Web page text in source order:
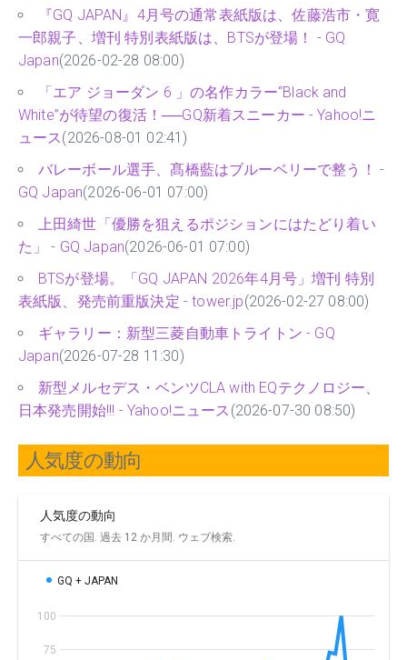
『GQ JAPAN』4月号の通常表紙版は、佐藤浩市・寛
一郎親子、増刊 特別表紙版は、BTSが登場！ - GQ
Japan(2026-02-28 08:00)
「エア ジョーダン 6 」の名作カラー“Black and
White”が待望の復活！──GQ新着スニーカー - Yahoo!ニ
ュース(2026-08-01 02:41)
バレーボール選手、髙橋藍はブルーベリーで整う！ -
GQ Japan(2026-06-01 07:00)
上田綺世「優勝を狙えるポジションにはたどり着い
た」 - GQ Japan(2026-06-01 07:00)
BTSが登場。「GQ JAPAN 2026年4月号」増刊 特別
表紙版、発売前重版決定 - tower.jp(2026-02-27 08:00)
ギャラリー：新型三菱自動車トライトン - GQ
Japan(2026-07-28 11:30)
新型メルセデス・ベンツCLA with EQテクノロジー、
日本発売開始!!! - Yahoo!ニュース (2026-07-30 08:50)
人気度の動向